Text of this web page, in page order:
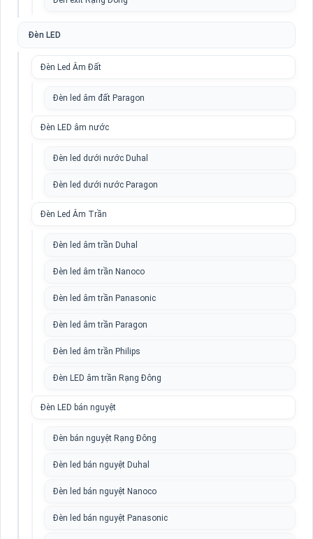
Đèn LED
Đèn Led Âm Đất
Đèn led âm đất Paragon
Đèn LED âm nước
Đèn led dưới nước Duhal
Đèn led dưới nước Paragon
Đèn Led Âm Trần
Đèn led âm trần Duhal
Đèn led âm trần Nanoco
Đèn led âm trần Panasonic
Đèn led âm trần Paragon
Đèn led âm trần Philips
Đèn LED âm trần Rạng Đông
Đèn LED bán nguyệt
Đèn bán nguyệt Rạng Đông
Đèn led bán nguyệt Duhal
Đèn led bán nguyệt Nanoco
Đèn led bán nguyệt Panasonic